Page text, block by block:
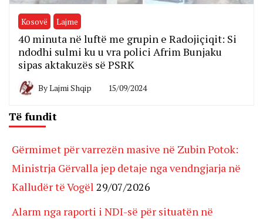
Kosovë Lajme
40 minuta në luftë me grupin e Radojiçiqit: Si
ndodhi sulmi ku u vra polici Afrim Bunjaku
sipas aktakuzës së PSRK
ByLajmi Shqip 15/09/2024
Të fundit
Gërmimet për varrezën masive në Zubin Potok:
Ministrja Gërvalla jep detaje nga vendngjarja në
Kalludër të Vogël 29/07/2026
Alarm nga raporti i NDI-së për situatën në